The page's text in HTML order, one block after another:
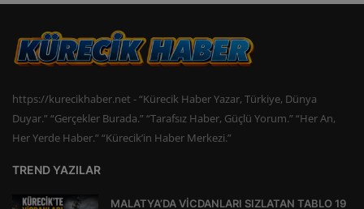
https://kurecikhaber.net - “Kürecik Haber Yazar, Türkiye, Dünya
Duyar.” “Gerçekler Burada.” “Tarafsız Haber, Güçlü Yorum.” “Her An,
Her Yerde Haber.” “Kürecik’in Haber Merkezi.”
TREND YAZILAR
MALATYA’DA VİCDANLARI SIZLATAN TABLO 19